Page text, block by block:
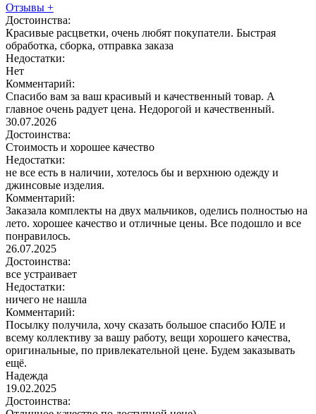
Отзывы +
Достоинства:
Красивые расцветки, очень любят покупатели. Быстрая
обработка, сборка, отправка заказа
Недостатки:
Нет
Комментарий:
Спасибо вам за ваш красивый и качественный товар. А
главное очень радует цена. Недорогой и качественный.
30.07.2026
Достоинства:
Стоимость и хорошее качество
Недостатки:
не все есть в наличии, хотелось бы и верхнюю одежду и
джинсовые изделия.
Комментарий:
Заказала комплекты на двух мальчиков, оделись полностью на
лето. хорошее качество и отличные цены. Все подошло и все
понравилось.
26.07.2025
Достоинства:
все устраивает
Недостатки:
ничего не нашла
Комментарий:
Посылку получила, хочу сказать большое спасибо ЮЛЕ и
всему коллективу за вашу работу, вещи хорошего качества,
оригинальные, по привлекательной цене. Будем заказывать
ещё.
Надежда
19.02.2025
Достоинства: